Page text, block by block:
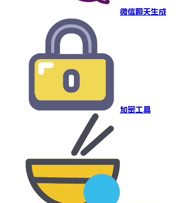
微信聊天生成
加密工具